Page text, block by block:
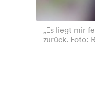
„Es liegt mir
zurück. Foto: